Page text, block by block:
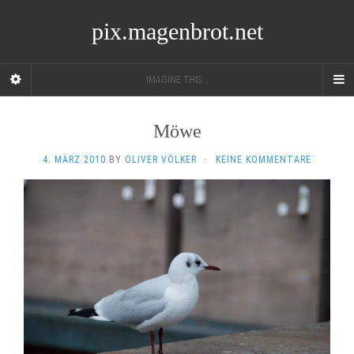
pix.magenbrot.net
IMAGINE THIS...
Möwe
4. MÄRZ 2010 BY OLIVER VÖLKER · KEINE KOMMENTARE